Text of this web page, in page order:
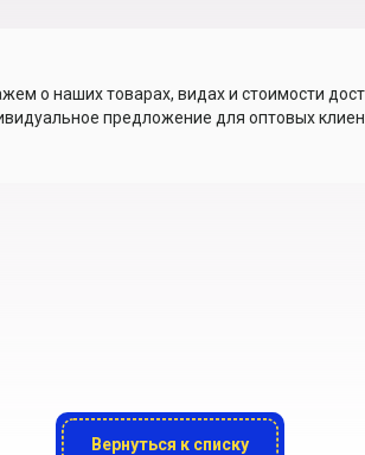
о наших товарах, видах и стоимости
предложение для оптовых
Вернуться к списку